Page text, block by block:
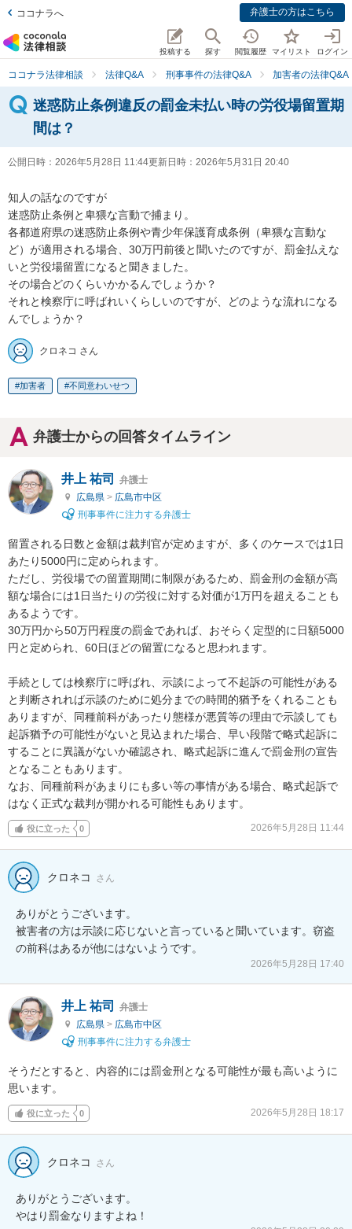
ココナラへ 弁護士の方はこちら
投稿する 探す 閲覧履歴 マイリスト ログイン
ココナラ法律相談 法律Q&A 刑事事件の法律Q&A 加害者の法律Q&A
迷惑防止条例違反の罰金未払い時の労役場留置期
間は？
公開日時： 2026年5月28日 11:44更新日時： 2026年5月31日 20:40
知人の話なのですが
迷惑防止条例と卑猥な言動で捕まり。
各都道府県の迷惑防止条例や青少年保護育成条例（卑猥な言動な
ど）が適用される場合、30万円前後と聞いたのですが、罰金払えな
いと労役場留置になると聞きました。
その場合どのくらいかかるんでしょうか？
それと検察庁に呼ばれいくらしいのですが、どのような流れになる
んでしょうか？
クロネコ さん
加害者 不同意わいせつ
弁護士からの回答タイムライン
井上 祐司
弁護士
広島県 > 広島市中区
刑事事件に注力する弁護士
留置される日数と金額は裁判官が定めますが、多くのケースでは1日
あたり5000円に定められます。
ただし、労役場での留置期間に制限があるため、罰金刑の金額が高
額な場合には1日当たりの労役に対する対価が1万円を超えることも
あるようです。
30万円から50万円程度の罰金であれば、おそらく定型的に日額5000
円と定められ、60日ほどの留置になると思われます。
手続としては検察庁に呼ばれ、示談によって不起訴の可能性がある
と判断されれば示談のために処分までの時間的猶予をくれることも
ありますが、同種前科があったり態様が悪質等の理由で示談しても
起訴猶予の可能性がないと見込まれた場合、早い段階で略式起訴に
することに異議がないか確認され、略式起訴に進んで罰金刑の宣告
となることもあります。
なお、同種前科があまりにも多い等の事情がある場合、略式起訴で
はなく正式な裁判が開かれる可能性もあります。
役に立った 0 2026年5月28日 11:44
クロネコ さん
ありがとうございます。
被害者の方は示談に応じないと言っていると聞いています。窃盗
の前科はあるが他にはないようです。
2026年5月28日 17:40
井上 祐司
弁護士
広島県 > 広島市中区
刑事事件に注力する弁護士
そうだとすると、内容的には罰金刑となる可能性が最も高いように
思います。
役に立った 0 2026年5月28日 18:17
クロネコ さん
ありがとうございます。
やはり罰金なりますよね！